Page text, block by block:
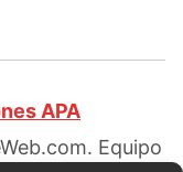
APA
Equipo